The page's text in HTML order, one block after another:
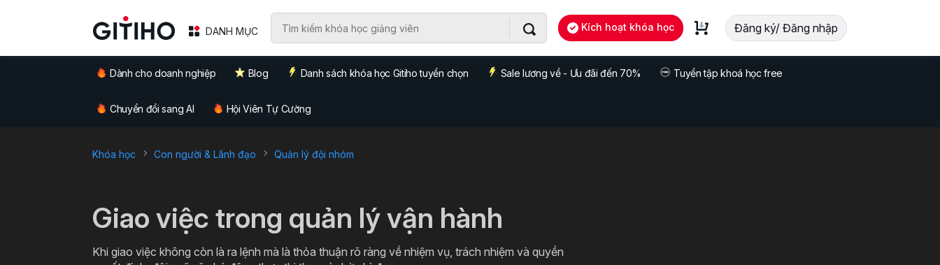
DANH MỤC Kích hoạt khóa học Đăng ký/ Đăng nhập
Dành cho doanh nghiệp Blog Danh sách khóa học Gitiho tuyển chọn Sale lương về - Ưu đãi đến 70% Tuyển tập khoá học free
Chuyển đổi sang AI Hội Viên Tự Cường
Khóa học Con người & Lãnh đạo Quản lý đội nhóm
Giao việc trong quản lý vận hành
Khi giao việc không còn là ra lệnh mà là thỏa thuận rõ ràng về nhiệm vụ, trách nhiệm và quyền